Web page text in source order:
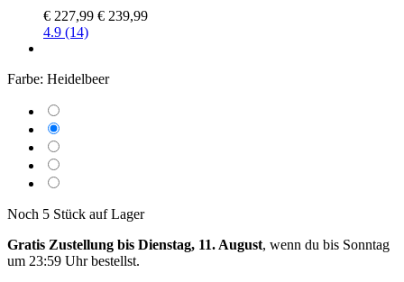
€ 227,99 € 239,99
4.9 (14)
Farbe: Heidelbeer
Noch 5 Stück auf Lager
Gratis Zustellung bis Dienstag, 11. August, wenn du bis Sonntag
um 23:59 Uhrbestellst.